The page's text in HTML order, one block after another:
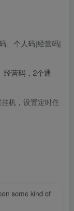
、个人码|经营码|
经营码，2个通
机，设置定时任
some kind of